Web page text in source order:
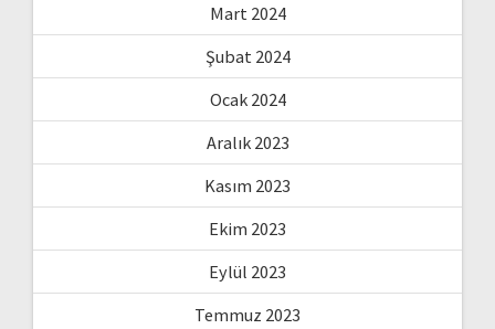
Mart 2024
Şubat 2024
Ocak 2024
Aralık 2023
Kasım 2023
Ekim 2023
Eylül 2023
Temmuz 2023